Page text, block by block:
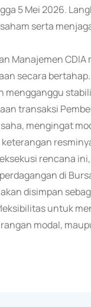
5 Mei 2026.
serta
Manajemen
secara
mengganggu
transaksi
mengingat
rencana
di
disimpan
untuk
modal,